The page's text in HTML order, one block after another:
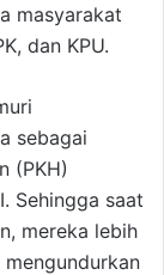
masyarakat
dan KPU.
sebagai
(PKH)
Sehingga saat
mereka lebih